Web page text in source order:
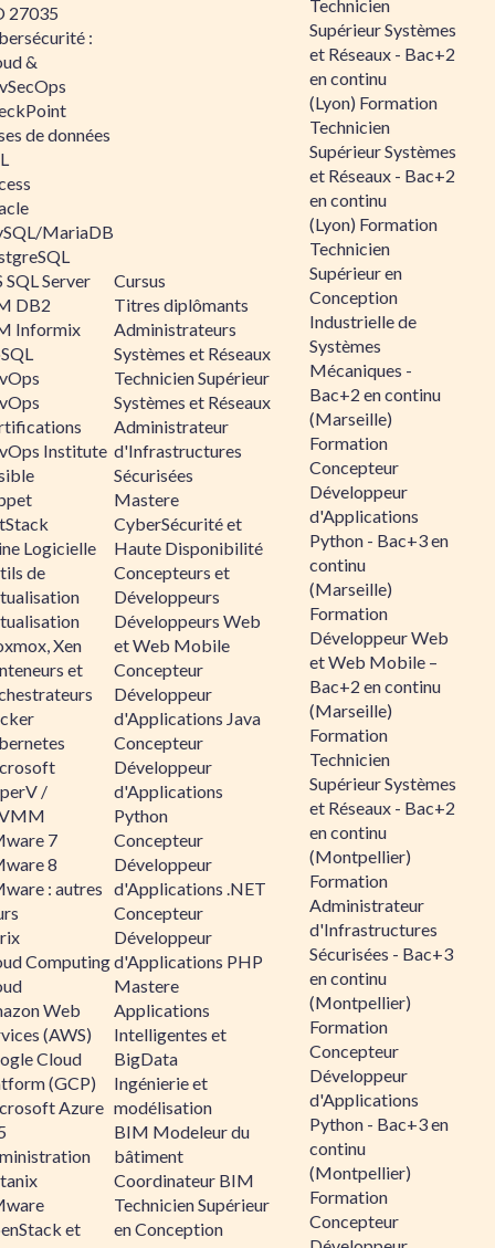
27035
:
&
de données
MariaDB
SQL Server
DB2
Informix
Institute
Logicielle
de
Xen
et
/
7
8
: autres
Computing
Web
(AWS)
Cloud
(GCP)
Azure
et
Cursus
Titres diplômants
Administrateurs
Systèmes et Réseaux
Technicien Supérieur
Systèmes et Réseaux
Administrateur
d'Infrastructures
Sécurisées
Mastere
CyberSécurité et
Haute Disponibilité
Concepteurs et
Développeurs
Développeurs Web
et Web Mobile
Concepteur
Développeur
d'Applications Java
Concepteur
Développeur
d'Applications
Python
Concepteur
Développeur
d'Applications .NET
Concepteur
Développeur
d'Applications PHP
Mastere
Applications
Intelligentes et
BigData
Ingénierie et
modélisation
BIM Modeleur du
bâtiment
Coordinateur BIM
Technicien Supérieur
en Conception
Technicien
Supérieur Systèmes
et Réseaux - Bac+2
en continu
(Lyon) Formation
Technicien
Supérieur Systèmes
et Réseaux - Bac+2
en continu
(Lyon) Formation
Technicien
Supérieur en
Conception
Industrielle de
Systèmes
Mécaniques -
Bac+2 en continu
(Marseille)
Formation
Concepteur
Développeur
d'Applications
Python - Bac+3 en
continu
(Marseille)
Formation
Développeur Web
et Web Mobile –
Bac+2 en continu
(Marseille)
Formation
Technicien
Supérieur Systèmes
et Réseaux - Bac+2
en continu
(Montpellier)
Formation
Administrateur
d'Infrastructures
Sécurisées - Bac+3
en continu
(Montpellier)
Formation
Concepteur
Développeur
d'Applications
Python - Bac+3 en
continu
(Montpellier)
Formation
Concepteur